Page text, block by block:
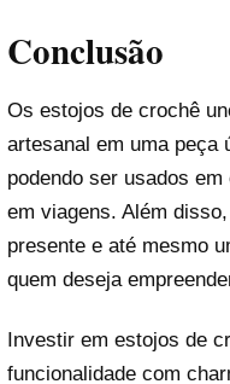
Conclusão
Os estojos de crochê
artesanal em uma peça
podendo ser usados
em viagens. Além
presente e até mesmo
quem deseja
Investir em estojos de
funcionalidade com